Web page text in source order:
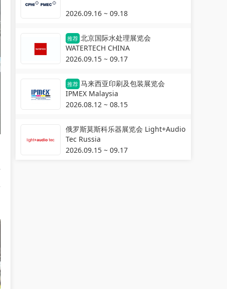
2026.09.16 ~ 09.18
推荐 北京国际水处理展览会
WATERTECH CHINA
2026.09.15 ~ 09.17
推荐 马来西亚印刷及包装展览会
IPMEX Malaysia
2026.08.12 ~ 08.15
俄罗斯莫斯科乐器展览会 Light+Audio
Tec Russia
2026.09.15 ~ 09.17